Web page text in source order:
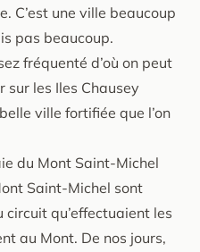
C’est une ville beaucoup
pas beaucoup.
fréquenté d’où on peut
les Iles Chausey
ville fortifiée que l’on
du Mont Saint-Michel
Saint-Michel sont
circuit qu’effectuaient les
au Mont. De nos jours,